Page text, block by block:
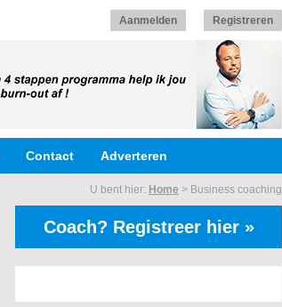
Aanmelden Registreren
Contact Adverteren
U bent hier: Home > Business coaching
Coach? Registreer hier »